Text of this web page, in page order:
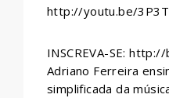
http://youtu.be/
INSCREVA-SE:
Adriano Ferreira
simplificada da